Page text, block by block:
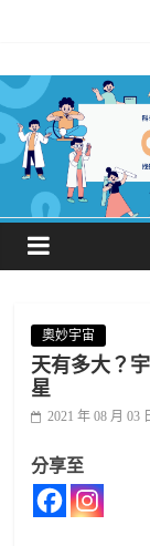
奧妙宇宙
天有多大？
星
2021 年 08 月 03
分享至